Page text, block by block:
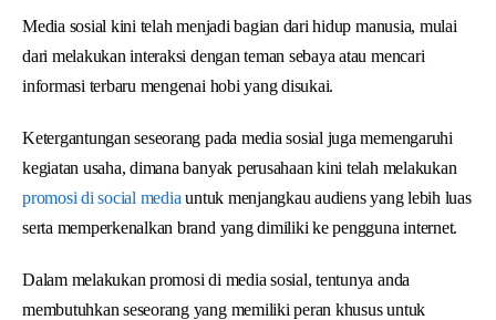
Media sosial kini telah menjadi bagian dari hidup manusia, mulai
dari melakukan interaksi dengan teman sebaya atau mencari
informasi terbaru mengenai hobi yang disukai.
Ketergantungan seseorang pada media sosial juga memengaruhi
kegiatan usaha, dimana banyak perusahaan kini telah melakukan
promosi di social media untuk menjangkau audiens yang lebih luas
serta memperkenalkan brand yang dimiliki ke pengguna internet.
Dalam melakukan promosi di media sosial, tentunya anda
membutuhkan seseorang yang memiliki peran khusus untuk